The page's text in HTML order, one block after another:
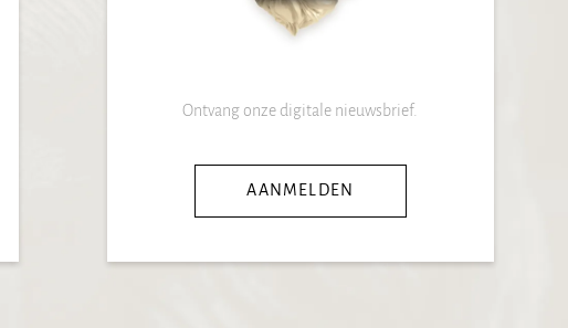
Ontvang onze digitale nieuwsbrief.
AANMELDEN